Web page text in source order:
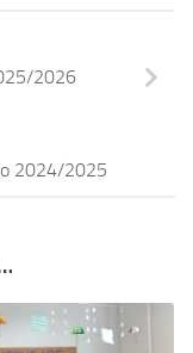
2026
2024/2025